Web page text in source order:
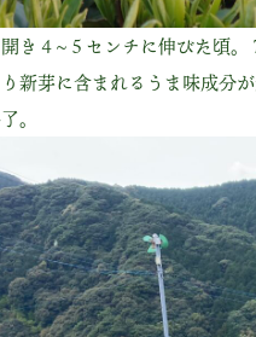
き４~５センチに伸びた頃
新芽に含まれるうま味成分
。